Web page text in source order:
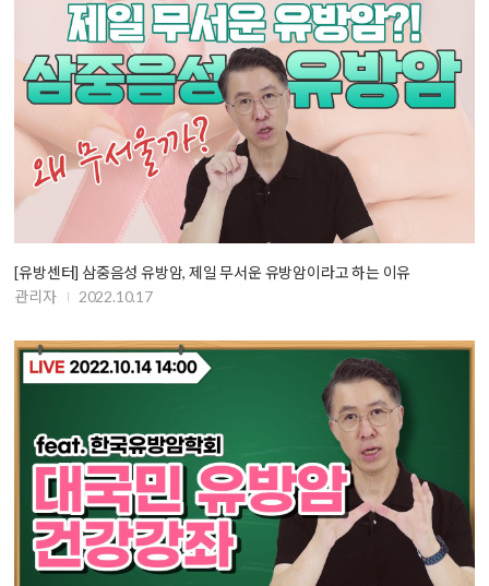
[유방센터] 삼중음성 유방암, 제일 무서운 유방암이라고 하는 이유
관리자
2022.10.17